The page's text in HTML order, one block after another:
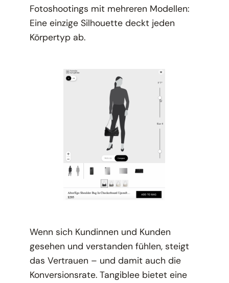
Fotoshootings mit mehreren Modellen:
Eine einzige Silhouette deckt jeden
Körpertyp ab.
Wenn sich Kundinnen und Kunden
gesehen und verstanden fühlen, steigt
das Vertrauen – und damit auch die
Konversionsrate. Tangiblee bietet eine